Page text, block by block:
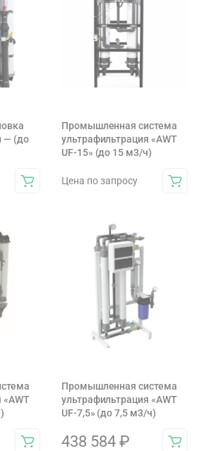
— (до
Промышленная система
ультрафильтрация «AWT
UF-15» (до 15 м3/ч)
Цена по запросу
«AWT
Промышленная система
ультрафильтрация «AWT
UF-7,5» (до 7,5 м3/ч)
438 584 ₽